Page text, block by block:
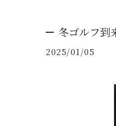
冬ゴルフ到
2025/01/05